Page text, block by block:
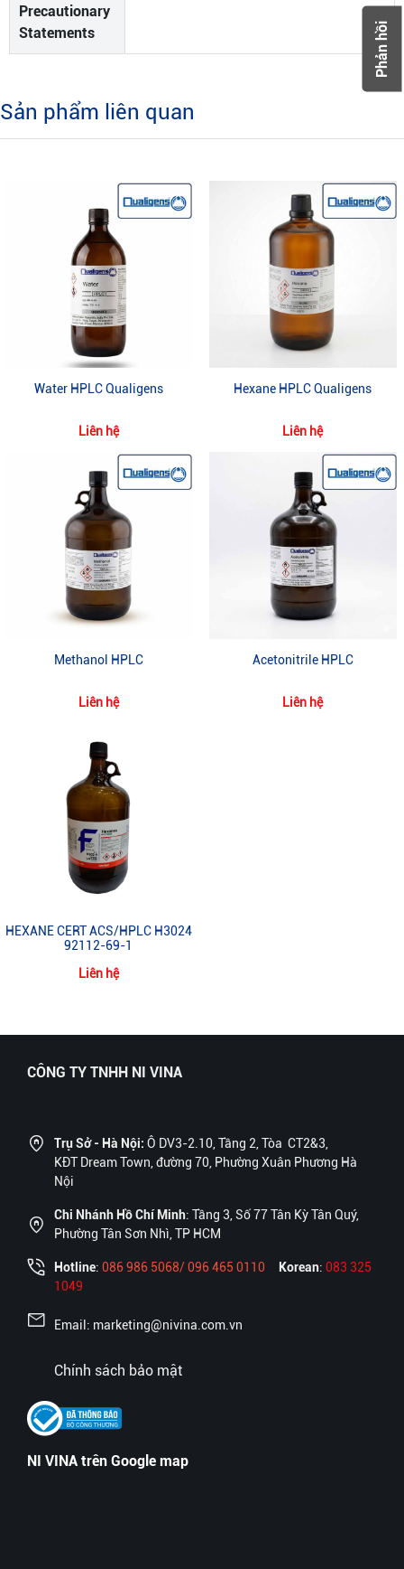
Precautionary
Statements
Sản phẩm liên quan
Water HPLC Qualigens
Liên hệ
Hexane HPLC Qualigens
Liên hệ
Methanol HPLC
Liên hệ
Acetonitrile HPLC
Liên hệ
HEXANE CERT ACS/HPLC H3024
92112-69-1
Liên hệ
CÔNG TY TNHH NI VINA
Trụ Sở - Hà Nội: Ô DV3-2.10, Tầng 2, Tòa CT2&3,
KĐT Dream Town, đường 70, Phường Xuân Phương Hà
Nội
Chi Nhánh Hồ Chí Minh: Tầng 3, Số 77 Tân Kỳ Tân Quý,
Phường Tân Sơn Nhì, TP HCM
Hotline: 086 986 5068/ 096 465 0110 Korean: 083 325
1049
Email: marketing@nivina.com.vn
Chính sách bảo mật
NI VINA trên Google map
Phản hồi